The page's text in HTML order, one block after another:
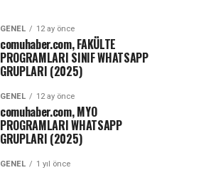
GENEL 12 ay önce
comuhaber.com, FAKÜLTE
PROGRAMLARI SINIF WHATSAPP
GRUPLARI (2025)
GENEL 12 ay önce
comuhaber.com, MYO
PROGRAMLARI WHATSAPP
GRUPLARI (2025)
GENEL 1 yıl önce